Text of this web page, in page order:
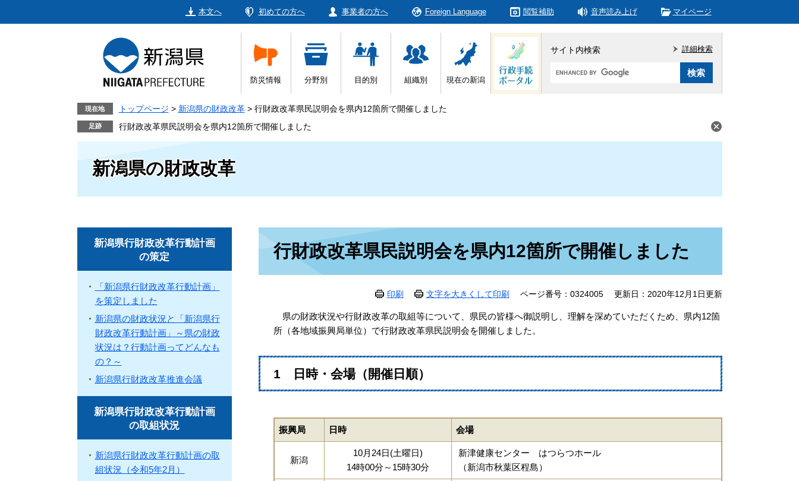
本文へ 初めての方へ 事業者の方へ Foreign Language 閲覧補助 音声読み上げ マイページ
防災情報 分野別 目的別 組織別 現在の新潟
サイト内検索
Google
索
詳細検索
現在地 トップページ > 新潟県の財政改革 > 行財政改革県民説明会を県内12箇所で開催しました
行財政改革県民説明会を県内12箇所で開催しました
新潟県の財政改革
行財政改革県民説明会を県内12箇所で開催しました
印刷 文字を大きくして印刷 ページ番号：0324005 更新日：2020年12月1日更新
県の財政状況や行財政改革の取組等について、県民の皆様へ御説明し、理解を深めていただくため、県内12箇
所（各地域振興局単位）で行財政改革県民説明会を開催しました。
1 日時・会場（開催日順）
振興局 日時 会場
新潟
10月24日(土曜日)
14時00分～15時30分
新津健康センター はつらつホール
（新潟市秋葉区程島）
新潟県行財政改革行動計画
の策定
「新潟県行財政改革行動計画」
を策定しました
新潟県の財政状況と「新潟県行
財政改革行動計画」～県の財政
状況は？行動計画ってどんなも
の？～
新潟県行財政改革推進会議
新潟県行財政改革行動計画
の取組状況
新潟県行財政改革行動計画の取
組状況（令和5年2月）